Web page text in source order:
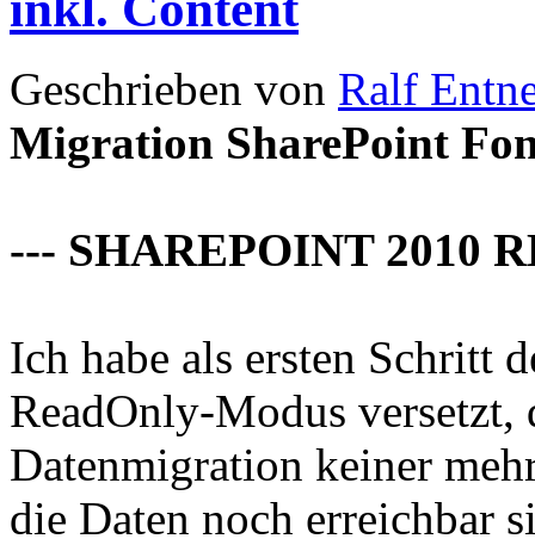
Geschrieben von Ralf
Migration SharePoint
--- SHAREPOINT 2010
Ich habe als ersten Schritt
ReadOnly-Modus versetzt,
Datenmigration keiner
die Daten noch erreichbar